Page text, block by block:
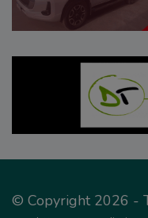
© Copyright 2026 -